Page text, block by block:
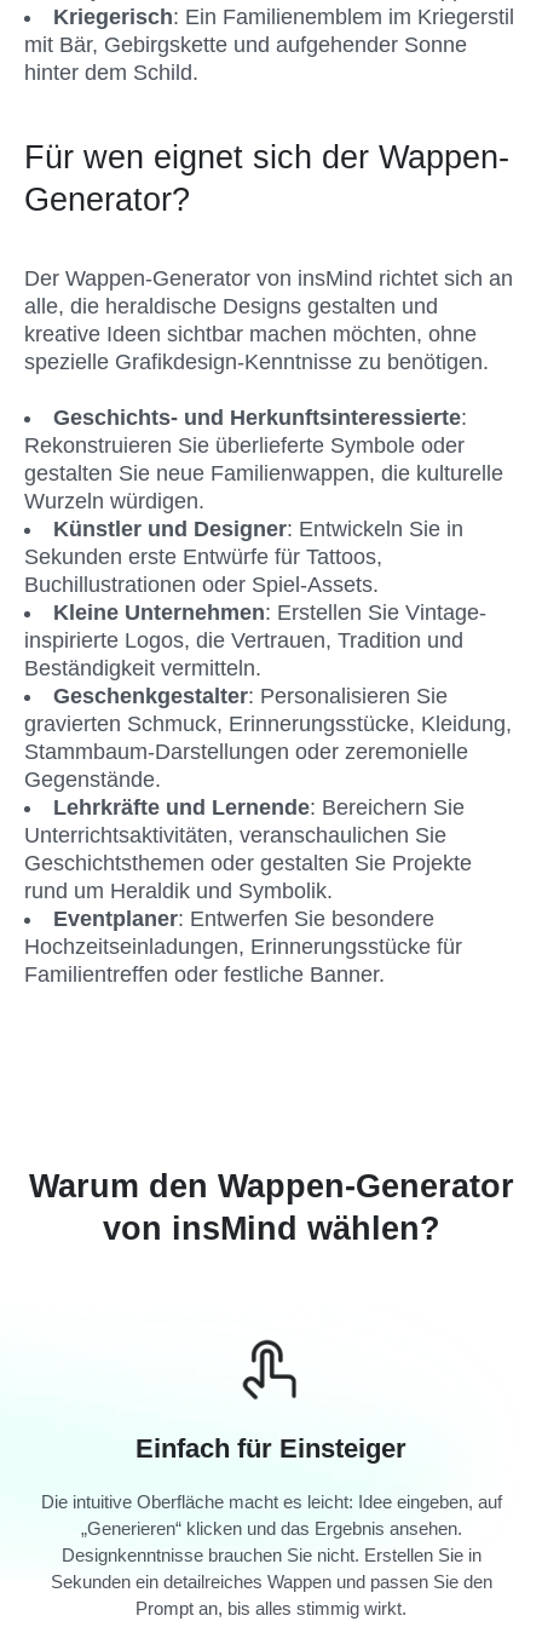
Kriegerisch: Ein Familienemblem im Kriegerstil
mit Bär, Gebirgskette und aufgehender Sonne
hinter dem Schild.
Für wen eignet sich der Wappen-
Generator?
Der Wappen-Generator von insMind richtet sich an
alle, die heraldische Designs gestalten und
kreative Ideen sichtbar machen möchten, ohne
spezielle Grafikdesign-Kenntnisse zu benötigen.
Geschichts- und Herkunftsinteressierte:
Rekonstruieren Sie überlieferte Symbole oder
gestalten Sie neue Familienwappen, die kulturelle
Wurzeln würdigen.
Künstler und Designer: Entwickeln Sie in
Sekunden erste Entwürfe für Tattoos,
Buchillustrationen oder Spiel-Assets.
Kleine Unternehmen: Erstellen Sie Vintage-
inspirierte Logos, die Vertrauen, Tradition und
Beständigkeit vermitteln.
Geschenkgestalter: Personalisieren Sie
gravierten Schmuck, Erinnerungsstücke, Kleidung,
Stammbaum-Darstellungen oder zeremonielle
Gegenstände.
Lehrkräfte und Lernende: Bereichern Sie
Unterrichtsaktivitäten, veranschaulichen Sie
Geschichtsthemen oder gestalten Sie Projekte
rund um Heraldik und Symbolik.
Eventplaner: Entwerfen Sie besondere
Hochzeitseinladungen, Erinnerungsstücke für
Familientreffen oder festliche Banner.
Warum den Wappen-Generator
von insMind wählen?
Einfach für Einsteiger
Die intuitive Oberfläche macht es leicht: Idee eingeben, auf
„Generieren“ klicken und das Ergebnis ansehen.
Designkenntnisse brauchen Sie nicht. Erstellen Sie in
Sekunden ein detailreiches Wappen und passen Sie den
Prompt an, bis alles stimmig wirkt.